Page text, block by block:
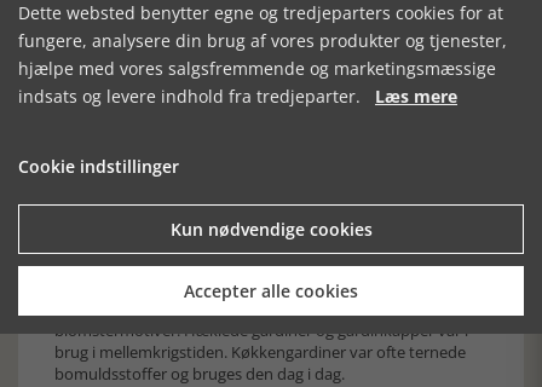
Gardin fra omkring 1900 i skønvirkestil, Tønder Museum
Bomuld var længe det mest udbredte gardinstof.
Bomuldsgardiner med kappe og undergardiner afløste
klunketidens gardinarrangement. Kapper og undergardiner
var ofte blondegardiner med maskinbroderi f.eks. med
blomstermotiver. Hæklede gardiner og gardinkapper var i
brug i mellemkrigstiden. Køkkengardiner var ofte ternede
bomuldsstoffer og bruges den dag i dag.
Dette websted benytter egne og tredjeparters cookies for at
fungere, analysere din brug af vores produkter og tjenester,
hjælpe med vores salgsfremmende og marketingsmæssige
indsats og levere indhold fra tredjeparter. Læs mere
Cookie indstillinger
Kun nødvendige cookies
Accepter alle cookies